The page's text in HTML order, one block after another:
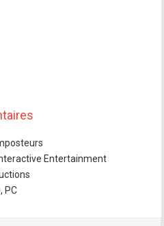
Entertainment
PC